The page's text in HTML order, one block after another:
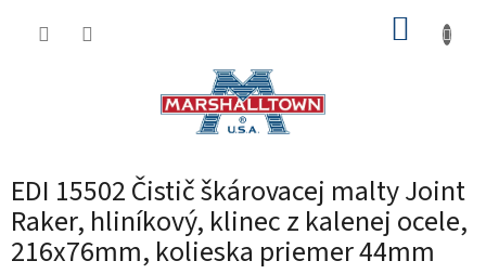
EDI 15502 Čistič škárovacej malty Joint
Raker, hliníkový, klinec z kalenej ocele,
216x76mm, kolieska priemer 44mm